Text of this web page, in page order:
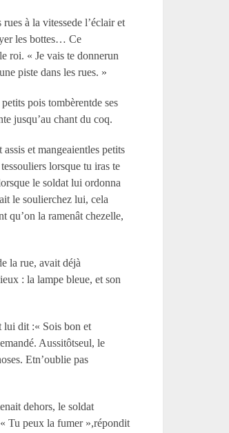
à la vitessede l’éclair et
les bottes… Ce
roi. « Je vais te donnerun
piste dans les rues. »
pois tombèrentde ses
jusqu’au chant du coq.
et mangeaientles petits
lorsque tu iras te
le soldat lui ordonna
le soulierchez lui, cela
qu’on la ramenât chezelle,
la rue, avait déjà
: la lampe bleue, et son
lui dit :« Sois bon et
Aussitôtseul, le
Etn’oublie pas
dehors, le soldat
Tu peux la fumer »,répondit